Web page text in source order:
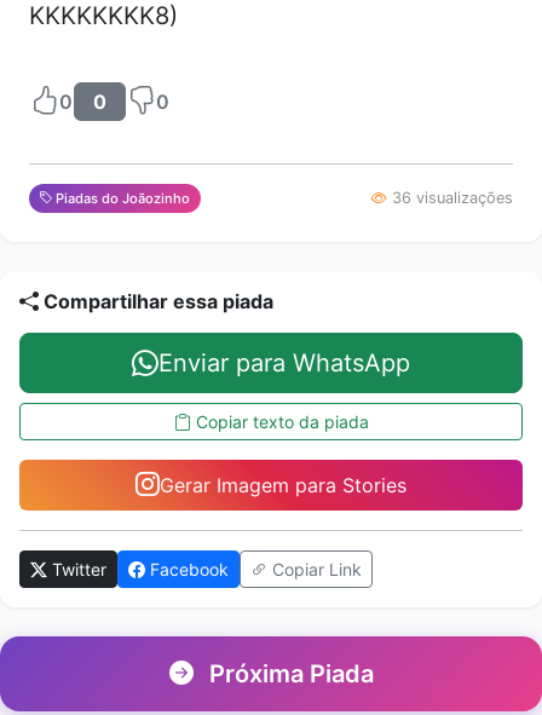
KKKKKKKK8)
0 0 0
Piadas do Joãozinho 36 visualizações
Compartilhar essa piada
Enviar para WhatsApp
Copiar texto da piada
Gerar Imagem para Stories
Twitter Facebook Copiar Link
Próxima Piada